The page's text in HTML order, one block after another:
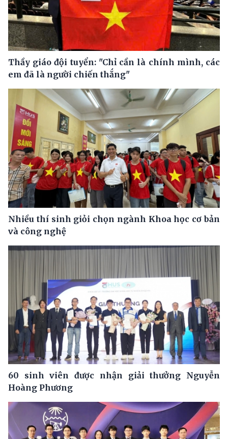
Thầy giáo đội tuyển: "Chỉ cần là chính mình, các
em đã là người chiến thắng"
Nhiều thí sinh giỏi chọn ngành Khoa học cơ bản
và công nghệ
60 sinh viên được nhận giải thưởng Nguyễn
Hoàng Phương